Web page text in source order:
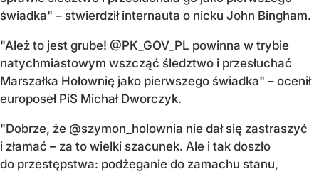
świadka" – stwierdził internauta o nicku John Bingham.
"Ależ to jest grube! @PK_GOV_PL powinna w trybie
natychmiastowym wszcząć śledztwo i przesłuchać
Marszałka Hołownię jako pierwszego świadka" – ocenił
europoseł PiS Michał Dworczyk.
"Dobrze, że @szymon_holownia nie dał się zastraszyć
i złamać – za to wielki szacunek. Ale i tak doszło
do przestępstwa: podżeganie do zamachu stanu,